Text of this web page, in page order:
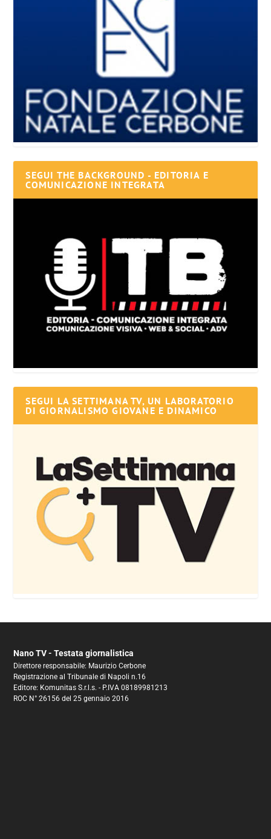
SEGUI THE BACKGROUND - EDITORIA E
COMUNICAZIONE INTEGRATA
SEGUI LA SETTIMANA TV, UN LABORATORIO
DI GIORNALISMO GIOVANE E DINAMICO
Nano TV - Testata giornalistica
Direttore responsabile: Maurizio Cerbone
Registrazione al Tribunale di Napoli n.16
Editore: Komunitas S.r.l.s. - P.IVA 08189981213
ROC N° 26156 del 25 gennaio 2016